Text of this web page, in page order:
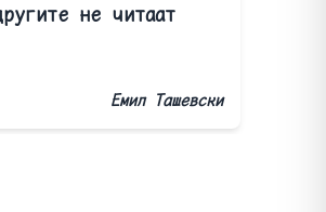
не читаат
Емил Ташевски